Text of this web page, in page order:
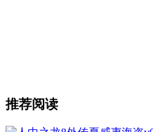
推荐阅读